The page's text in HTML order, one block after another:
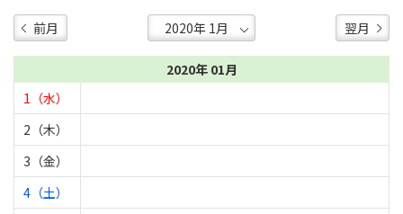
前月 翌月
2020年 01月
1（水）
2（木）
3（金）
4（土）